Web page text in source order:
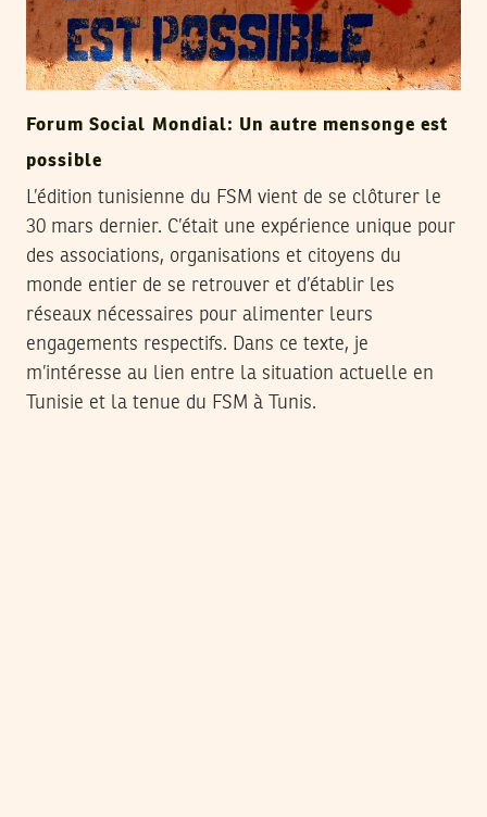
Forum Social Mondial: Un autre mensonge est
possible
L’édition tunisienne du FSM vient de se clôturer le
30 mars dernier. C’était une expérience unique pour
des associations, organisations et citoyens du
monde entier de se retrouver et d’établir les
réseaux nécessaires pour alimenter leurs
engagements respectifs. Dans ce texte, je
m’intéresse au lien entre la situation actuelle en
Tunisie et la tenue du FSM à Tunis.